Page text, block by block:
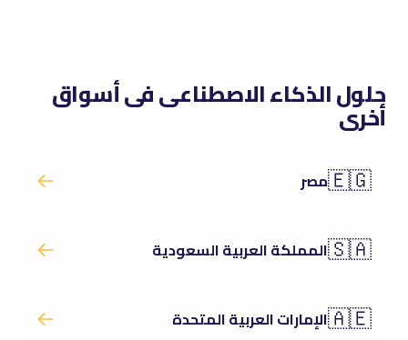
حلول الذكاء الاصطناعى فى أسواق
أخرى
🇪🇬مصر
🇸🇦المملكة العربية السعودية
🇦🇪الإمارات العربية المتحدة